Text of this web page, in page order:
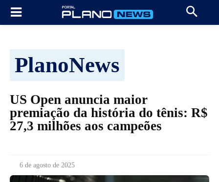
PlanoNews
US Open anuncia maior
premiação da história do tênis: R$
27,3 milhões aos campeões
6 de agosto de 2025